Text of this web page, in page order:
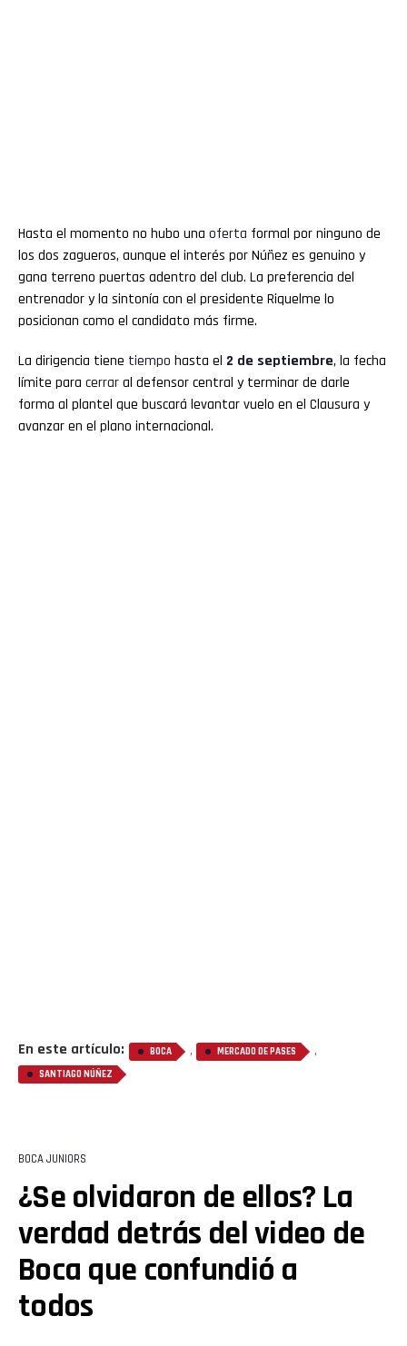
Hasta el momento no hubo una oferta formal por ninguno de
los dos zagueros, aunque el interés por Núñez es genuino y
gana terreno puertas adentro del club. La preferencia del
entrenador y la sintonía con el presidente Riquelme lo
posicionan como el candidato más firme.
La dirigencia tiene tiempo hasta el 2 de septiembre, la fecha
límite para cerraral defensor central y terminar de darle
forma al plantel que buscará levantar vuelo en el Clausura y
avanzar en el plano internacional.
En este artículo: BOCA , MERCADO DE PASES ,
SANTIAGO NÚÑEZ
BOCA JUNIORS
¿Se olvidaron de ellos? La
verdad detrás del video de
Boca que confundió a
todos